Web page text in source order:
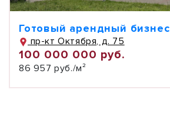
Готовый арендный бизнес
пр-кт Октября, д. 75
100 000 000 руб.
86 957 руб./м²